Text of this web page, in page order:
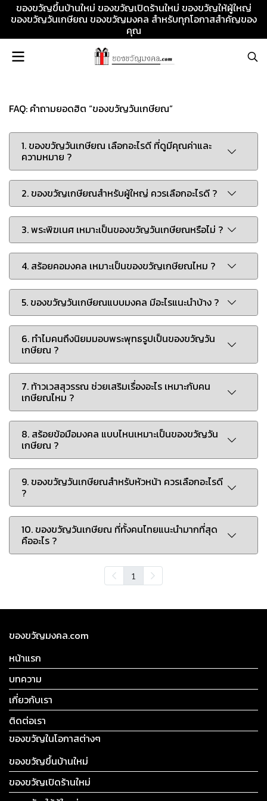
ของขวัญขึ้นบ้านใหม่ ของขวัญเปิดร้านใหม่ ของขวัญให้ผู้ใหญ่
ของขวัญวันเกษียณ ของขวัญมงคล สำหรับทุกโอกาสสำคัญของ
คุณ
FAQ: คำถามยอดฮิต “ของขวัญวันเกษียณ”
1. ของขวัญวันเกษียณ เลือกอะไรดี ที่ดูมีคุณค่าและ
ความหมาย ?
2. ของขวัญเกษียณสำหรับผู้ใหญ่ ควรเลือกอะไรดี ?
3. พระพิฆเนศ เหมาะเป็นของขวัญวันเกษียณหรือไม่ ?
4. สร้อยคอมงคล เหมาะเป็นของขวัญเกษียณไหม ?
5. ของขวัญวันเกษียณแบบมงคล มีอะไรแนะนำบ้าง ?
6. ทำไมคนถึงนิยมมอบพระพุทธรูปเป็นของขวัญวัน
เกษียณ ?
7. ท้าวเวสสุวรรณ ช่วยเสริมเรื่องอะไร เหมาะกับคน
เกษียณไหม ?
8. สร้อยข้อมือมงคล แบบไหนเหมาะเป็นของขวัญวัน
เกษียณ ?
9. ของขวัญวันเกษียณสำหรับหัวหน้า ควรเลือกอะไรดี
?
10. ของขวัญวันเกษียณ ที่ทั้งคนไทยแนะนำมากที่สุด
คืออะไร ?
1
ของขวัญมงคล.com
หน้าแรก
บทความ
เกี่ยวกับเรา
ติดต่อเรา
ของขวัญในโอกาสต่างๆ
ของขวัญขึ้นบ้านใหม่
ของขวัญเปิดร้านใหม่